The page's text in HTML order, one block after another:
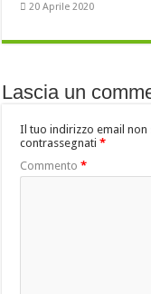
20 Aprile 2020
Lascia un
Il tuo indirizzo email
contrassegnati*
Commento*